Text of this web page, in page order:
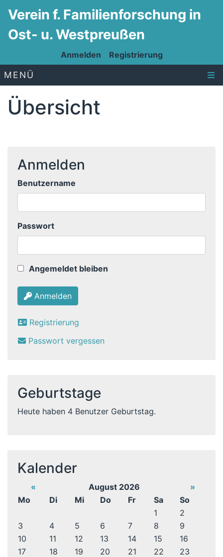
Verein f. Familienforschung in
Ost- u. Westpreußen
Anmelden Registrierung
MENÜ
Übersicht
Anmelden
Benutzername
Passwort
Angemeldet bleiben
Anmelden
Registrierung
Passwort vergessen
Geburtstage
Heute haben 4 Benutzer Geburtstag.
Kalender
« August 2026
»
Mo
Di Mi Do Fr Sa
So
1
2
3
4 5 6 7 8
9
10
11 12 13 14 15
16
17
18 19 20 21 22
23